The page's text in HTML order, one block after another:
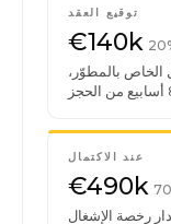
توقيع العقد
€140k
الخاص بالمطوّر،
عند الاكتمال
€490k
رخصة الإشغال